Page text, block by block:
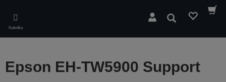
main
content
Nabídka
Hledat
Epson EH-TW5900 Support